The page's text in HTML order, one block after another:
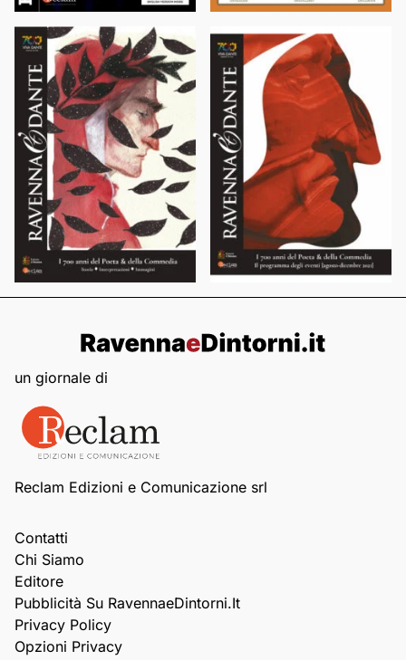
un giornale di
Reclam Edizioni e Comunicazione srl
Contatti
Chi Siamo
Editore
Pubblicità Su RavennaeDintorni.it
Privacy Policy
Opzioni Privacy